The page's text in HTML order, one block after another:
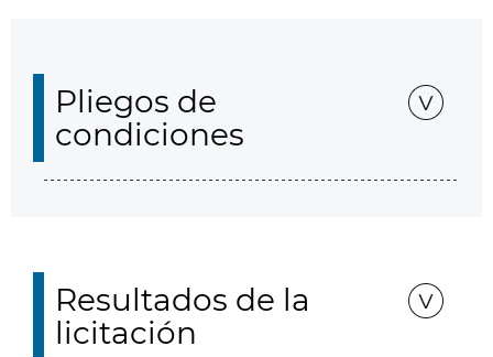
Pliegos de
condiciones
Resultados de la
licitación